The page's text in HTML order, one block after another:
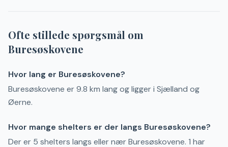
Ofte stillede spørgsmål om
Buresøskovene
Hvor lang er Buresøskovene?
Buresøskovene er 9.8 km lang og ligger i Sjælland og
Øerne.
Hvor mange shelters er der langs Buresøskovene?
Der er 5 shelters langs eller nær Buresøskovene. 1 har